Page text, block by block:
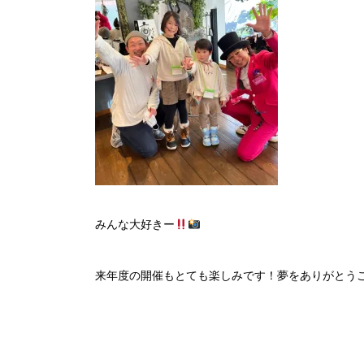
みんな大好きー
来年度の開催もとても楽しみです！夢をありがとう